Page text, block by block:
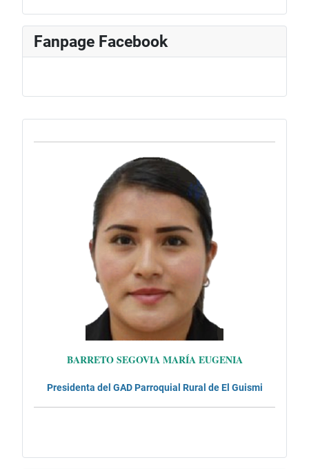
BARRETO SEGOVIA MARÍA EUGENIA
Presidenta del GAD Parroquial Rural de El Guismi
Fanpage Facebook